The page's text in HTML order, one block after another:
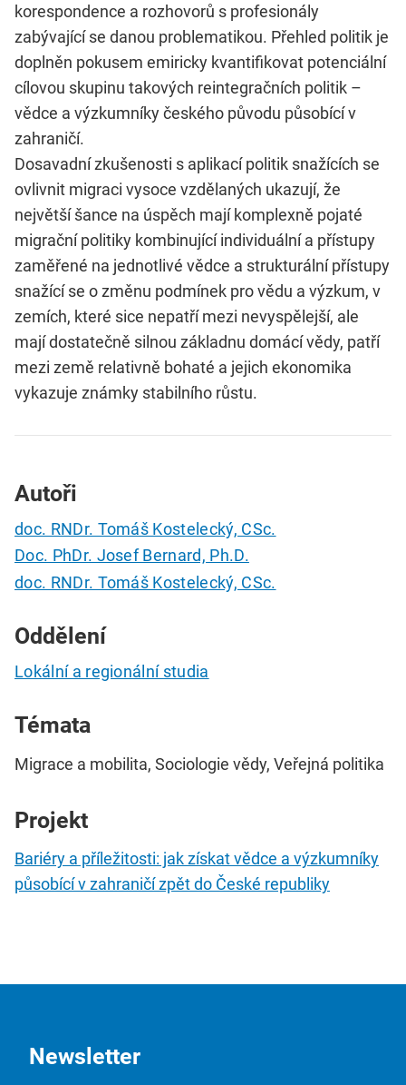
korespondence a rozhovorů s profesionály
zabývající se danou problematikou. Přehled politik je
doplněn pokusem emiricky kvantifikovat potenciální
cílovou skupinu takových reintegračních politik –
vědce a výzkumníky českého původu působící v
zahraničí.
Dosavadní zkušenosti s aplikací politik snažících se
ovlivnit migraci vysoce vzdělaných ukazují, že
největší šance na úspěch mají komplexně pojaté
migrační politiky kombinující individuální a přístupy
zaměřené na jednotlivé vědce a strukturální přístupy
snažící se o změnu podmínek pro vědu a výzkum, v
zemích, které sice nepatří mezi nevyspělejší, ale
mají dostatečně silnou základnu domácí vědy, patří
mezi země relativně bohaté a jejich ekonomika
vykazuje známky stabilního růstu.
Autoři
doc. RNDr. Tomáš Kostelecký, CSc.
Doc. PhDr. Josef Bernard, Ph.D.
doc. RNDr. Tomáš Kostelecký, CSc.
Oddělení
Lokální a regionální studia
Témata
Migrace a mobilita, Sociologie vědy, Veřejná politika
Projekt
Bariéry a příležitosti: jak získat vědce a výzkumníky
působící v zahraničí zpět do České republiky
Newsletter